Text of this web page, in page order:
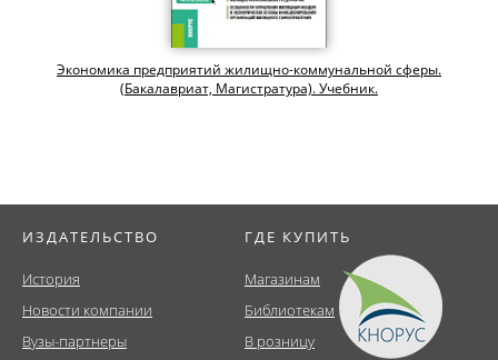
Экономика предприятий жилищно-коммунальной сферы.
(Бакалавриат, Магистратура). Учебник.
ИЗДАТЕЛЬСТВО
История
Новости компании
Вузы-партнеры
ГДЕ КУПИТЬ
Магазинам
Библиотекам
В розницу